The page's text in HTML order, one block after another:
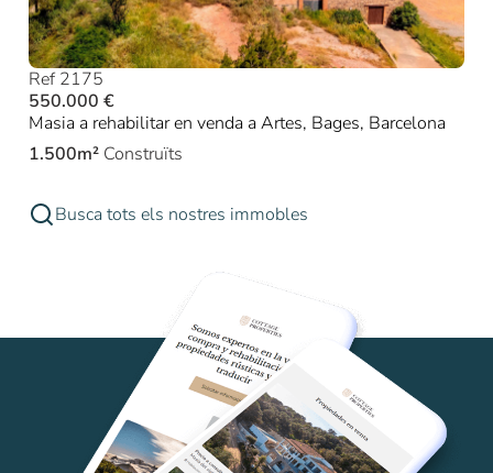
Ref 2175
550.000 €
Masia a rehabilitar en venda a Artes, Bages, Barcelona
1.500m² Construïts
Busca tots els nostres immobles